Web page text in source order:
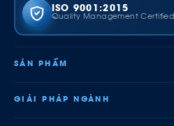
ISO 9001:2015
Quality Management Certified
SẢN PHẨM
GIẢI PHÁP NGÀNH